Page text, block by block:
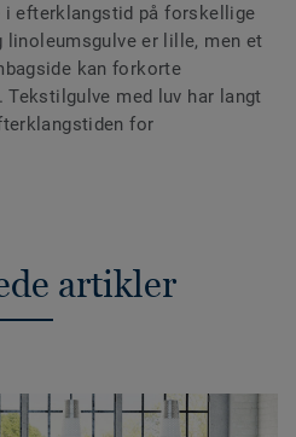
efterklangstid på forskellige
er lille, men et
kan forkorte
med luv har langt
for
artikler